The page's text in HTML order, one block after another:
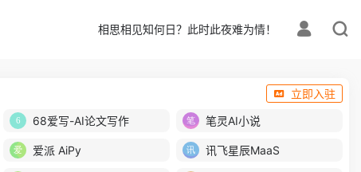
相思相见知何日？此时此夜难为情！
立即入驻
68爱写-AI论文写作 笔灵AI小说
爱派 AiPy 讯飞星辰MaaS